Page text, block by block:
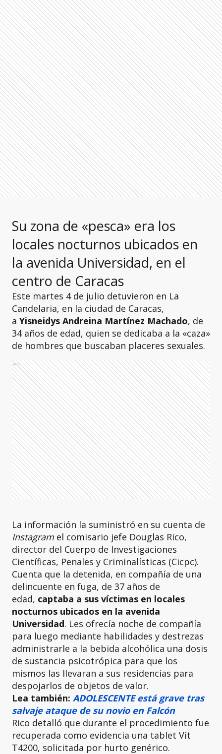
Su zona de «pesca» era los
locales nocturnos ubicados en
la avenida Universidad, en el
centro de Caracas
Este martes 4 de julio detuvieron en La
Candelaria, en la ciudad de Caracas,
a Yisneidys Andreina Martínez Machado, de
34 años de edad, quien se dedicaba a la «caza»
de hombres que buscaban placeres sexuales.
Ads
La información la suministró en su cuenta de
Instagram el comisario jefe Douglas Rico,
director del Cuerpo de Investigaciones
Científicas, Penales y Criminalísticas (Cicpc).
Cuenta que la detenida, en compañía de una
delincuente en fuga, de 37 años de
edad, captaba a sus víctimas en locales
nocturnos ubicados en la avenida
Universidad. Les ofrecía noche de compañía
para luego mediante habilidades y destrezas
administrarle a la bebida alcohólica una dosis
de sustancia psicotrópica para que los
mismos las llevaran a sus residencias para
despojarlos de objetos de valor.
Lea también: ADOLESCENTE está grave tras
salvaje ataque de su novio en Falcón
Rico detalló que durante el procedimiento fue
recuperada como evidencia una tablet Vit
T4200, solicitada por hurto genérico.